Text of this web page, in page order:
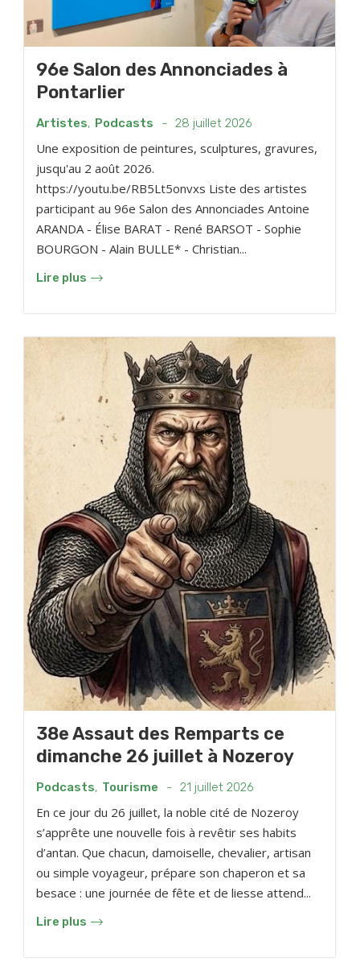
96e Salon des Annonciades à
Pontarlier
Artistes, Podcasts - 28 juillet 2026
Une exposition de peintures, sculptures, gravures,
jusqu'au 2 août 2026.
https://youtu.be/RB5Lt5onvxs Liste des artistes
participant au 96e Salon des Annonciades Antoine
ARANDA - Élise BARAT - René BARSOT - Sophie
BOURGON - Alain BULLE* - Christian...
Lire plus
38e Assaut des Remparts ce
dimanche 26 juillet à Nozeroy
Podcasts, Tourisme - 21 juillet 2026
En ce jour du 26 juillet, la noble cité de Nozeroy
s’apprête une nouvelle fois à revêtir ses habits
d’antan. Que chacun, damoiselle, chevalier, artisan
ou simple voyageur, prépare son chaperon et sa
besace : une journée de fête et de liesse attend...
Lire plus